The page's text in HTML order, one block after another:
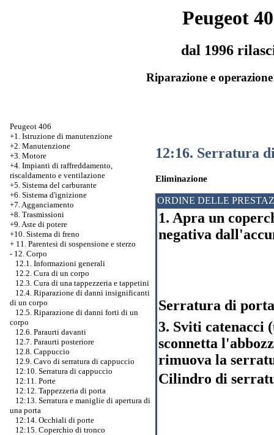
Peugeot
dal 1996
Riparazione e
Peugeot 406
+1. Istruzione di manutenzione
+2. Manutenzione
+3. Motore
+4. Impianti di raffreddamento,
riscaldamento e ventilazione
+5. Sistema del carburante
+6. Sistema d'ignizione
+7. Agganciamento
+8. Trasmissioni
+9. Aste di potere
+10. Sistema di freno
+ 11. Parentesi di sospensione e sterzo
- 12. Corpo
12.1. Informazioni generali
12.2. Cura di un corpo
12.3. Cura di una tappezzeria e tappetini
12.4. Riparazione di danni insignificanti
di un corpo
12.5. Riparazione di danni forti di un
corpo
12.6. Paraurti davanti
12.7. Paraurti posteriore
12.8. Cappuccio
12.9. Cavo di serratura di cappuccio
12:10. Serratura di cappuccio
12:11. Porte
12:12. Tappezzeria di porta
12:13. Serratura e maniglie di apertura di
una porta
12:14. Occhiali di porte
12:15. Coperchio di tronco
12:16. Serratura
Eliminazione
ORDINE DELLE
1. Apra un
negativa
Serratura di
3. Sviti catenacci
sconnetta
rimuova la
Cilindro di